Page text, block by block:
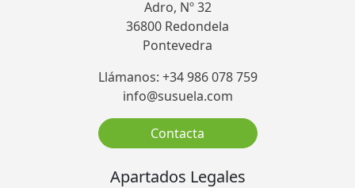
Adro, Nº 32
36800 Redondela
Pontevedra
Llámanos: +34 986 078 759
info@susuela.com
Contacta
Apartados Legales